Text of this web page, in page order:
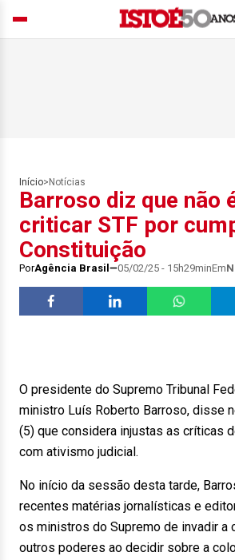
Início> Notícias
Barroso diz que não
criticar STF por
Constituição
PorAgência Brasil 05/02/25 - 15h29minEm
O presidente do Supremo Tribunal
ministro Luís Roberto Barroso, disse
(5) que considera injustas as críticas
com ativismo judicial.
No início da sessão desta tarde,
recentes matérias jornalísticas e
os ministros do Supremo de invadir a
outros poderes ao decidir sobre a